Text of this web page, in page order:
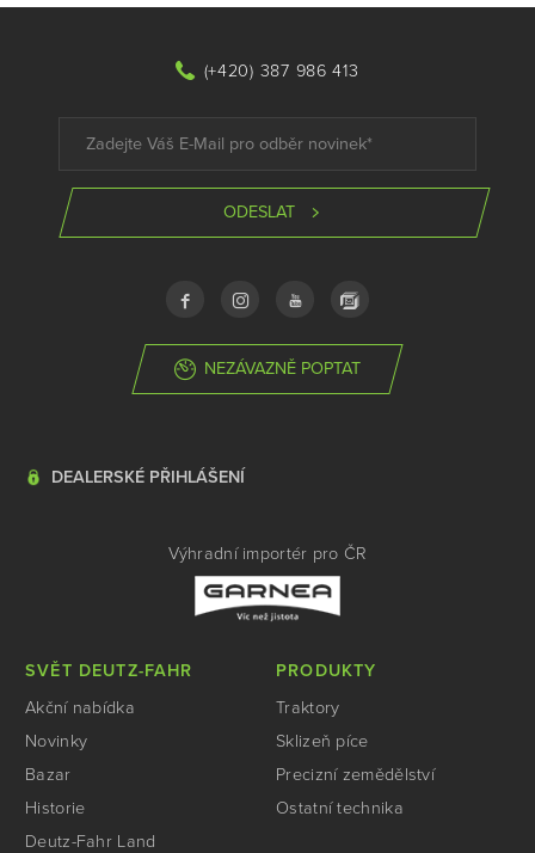
(+420) 387 986 413
ODESLAT
NEZÁVAZNĚ POPTAT
DEALERSKÉ PŘIHLÁŠENÍ
Výhradní importér pro ČR
SVĚT DEUTZ-FAHR
Akční nabídka
Novinky
Bazar
Historie
Deutz-Fahr Land
PRODUKTY
Traktory
Sklizeň píce
Precizní zemědělství
Ostatní technika